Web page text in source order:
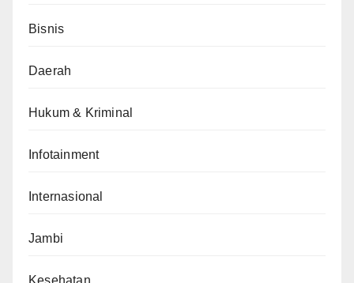
Bisnis
Daerah
Hukum & Kriminal
Infotainment
Internasional
Jambi